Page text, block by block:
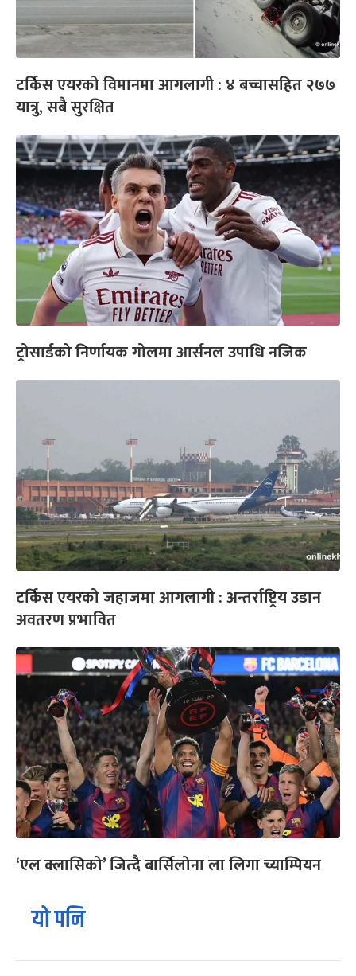
टर्किस एयरको विमानमा आगलागी : ४ बच्चासहित २७७
यात्रु, सबै सुरक्षित
ट्रोसार्डको निर्णायक गोलमा आर्सनल उपाधि नजिक
टर्किस एयरको जहाजमा आगलागी : अन्तर्राष्ट्रिय उडान
अवतरण प्रभावित
‘एल क्लासिको’ जित्दै बार्सिलोना ला लिगा च्याम्पियन
यो पनि